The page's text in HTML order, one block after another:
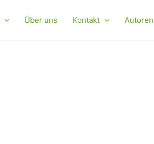
Über uns Kontakt Autoren